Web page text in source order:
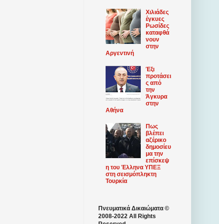
Χιλιάδες
έγκυες
Ρωσίδες
καταφθά
νουν
στην
Αργεντινή
Έξι
προτάσει
ς από
την
Άγκυρα
στην
Αθήνα
Πως
βλέπει
αζέρικο
δημοσίευ
μα την
επίσκεψ
η του Έλληνα ΥΠΕΞ
στη σεισμόπληκτη
Τουρκία
Πνευματικά Δικαιώματα ©
2008-2022 All Rights